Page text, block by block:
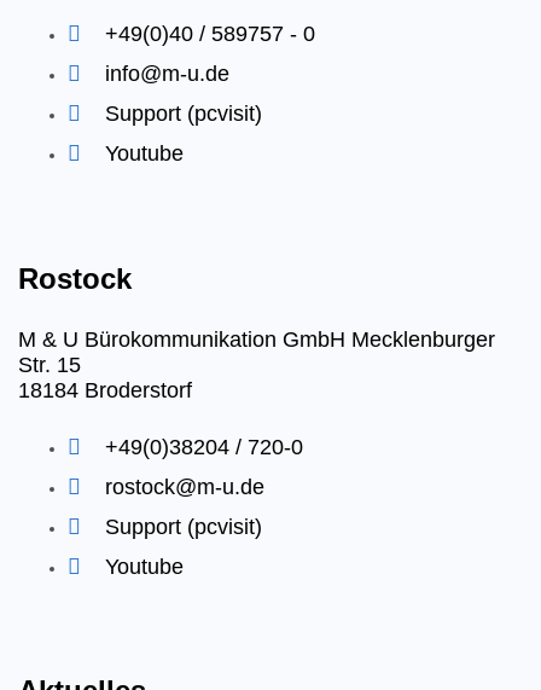
+49(0)40 / 589757 - 0
info@m-u.de
Support (pcvisit)
Youtube
Rostock
M & U Bürokommunikation GmbH Mecklenburger
Str. 15
18184 Broderstorf
+49(0)38204 / 720-0
rostock@m-u.de
Support (pcvisit)
Youtube